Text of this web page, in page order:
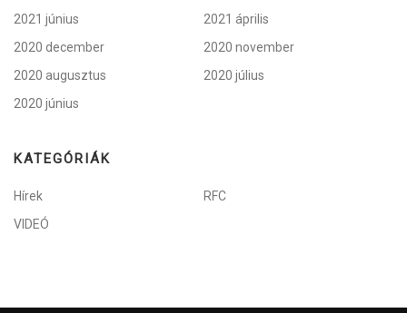
2021 június
2021 április
2020 december
2020 november
2020 augusztus
2020 július
2020 június
KATEGÓRIÁK
Hírek
RFC
VIDEÓ